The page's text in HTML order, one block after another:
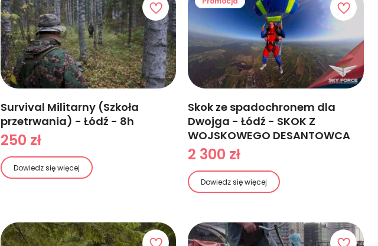
Survival Militarny (Szkoła
przetrwania) - Łódź - 8h
250 zł
Dowiedz się więcej
Skok ze spadochronem dla
Dwojga - Łódź - SKOK Z
WOJSKOWEGO DESANTOWCA
2 300 zł
Dowiedz się więcej